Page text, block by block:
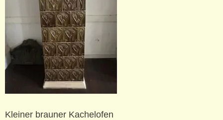
Kleiner brauner Kachelofen